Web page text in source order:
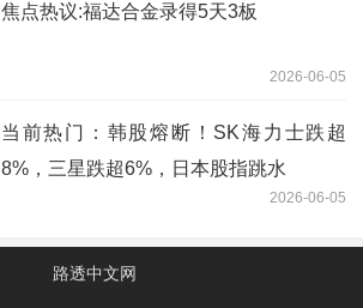
焦点热议:福达合金录得5天3板
2026-06-05
当前热门：韩股熔断！SK海力士跌超
8%，三星跌超6%，日本股指跳水
2026-06-05
路透中文网